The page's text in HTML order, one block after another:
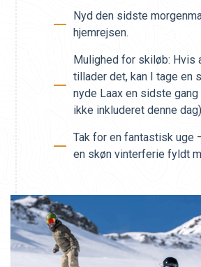
Nyd den sidste
hjemrejsen.
Mulighed for skiløb: Hvis
tillader det, kan I tage en
nyde Laax en sidste
ikke inkluderet denne
Tak for en fantastisk uge
en skøn vinterferie fyldt